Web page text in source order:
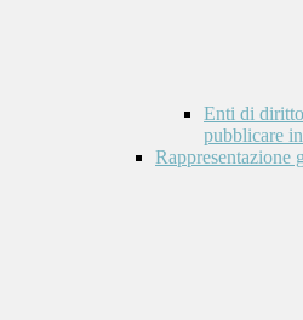
Enti di
pubblicare
Rappresentazione